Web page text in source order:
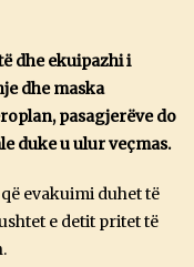
dhe ekuipazhi i
dhe maska
pasagjerëve do
duke u ulur veçmas.
evakuimi duhet të
e detit pritet të